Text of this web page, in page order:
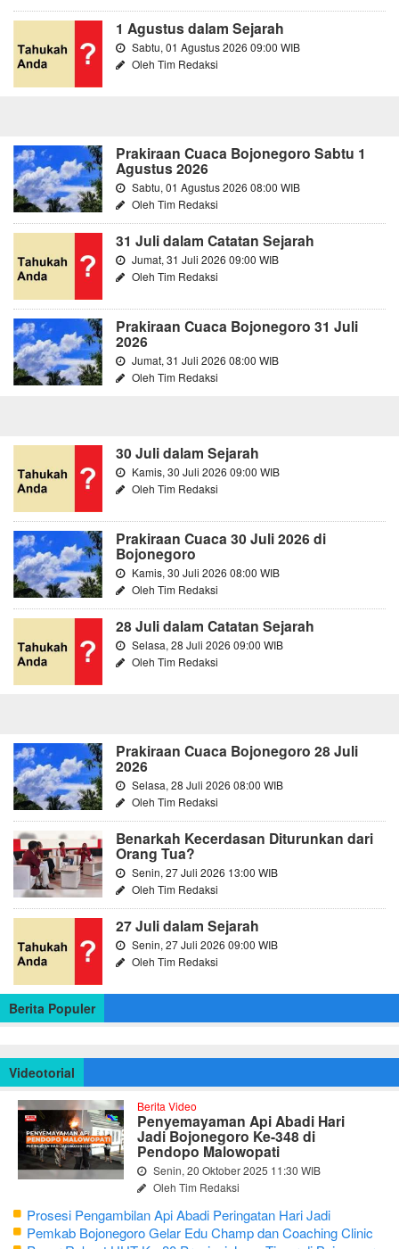
1 Agustus dalam Sejarah
Sabtu, 01 Agustus 2026 09:00 WIB
Oleh Tim Redaksi
Prakiraan Cuaca Bojonegoro Sabtu 1
Agustus 2026
Sabtu, 01 Agustus 2026 08:00 WIB
Oleh Tim Redaksi
31 Juli dalam Catatan Sejarah
Jumat, 31 Juli 2026 09:00 WIB
Oleh Tim Redaksi
Prakiraan Cuaca Bojonegoro 31 Juli
2026
Jumat, 31 Juli 2026 08:00 WIB
Oleh Tim Redaksi
30 Juli dalam Sejarah
Kamis, 30 Juli 2026 09:00 WIB
Oleh Tim Redaksi
Prakiraan Cuaca 30 Juli 2026 di
Bojonegoro
Kamis, 30 Juli 2026 08:00 WIB
Oleh Tim Redaksi
28 Juli dalam Catatan Sejarah
Selasa, 28 Juli 2026 09:00 WIB
Oleh Tim Redaksi
Prakiraan Cuaca Bojonegoro 28 Juli
2026
Selasa, 28 Juli 2026 08:00 WIB
Oleh Tim Redaksi
Benarkah Kecerdasan Diturunkan dari
Orang Tua?
Senin, 27 Juli 2026 13:00 WIB
Oleh Tim Redaksi
27 Juli dalam Sejarah
Senin, 27 Juli 2026 09:00 WIB
Oleh Tim Redaksi
Berita Populer
Videotorial
Berita Video
Penyemayaman Api Abadi Hari
Jadi Bojonegoro Ke-348 di
Pendopo Malowopati
Senin, 20 Oktober 2025 11:30 WIB
Oleh Tim Redaksi
Prosesi Pengambilan Api Abadi Peringatan Hari Jadi
Bojonegoro Ke-348
Pemkab Bojonegoro Gelar Edu Champ dan Coaching Clinic